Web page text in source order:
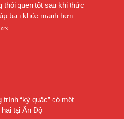
thói quen tốt sau khi thức
bạn khỏe mạnh hơn
trình “kỳ quặc” có một
hai tại Ấn Độ